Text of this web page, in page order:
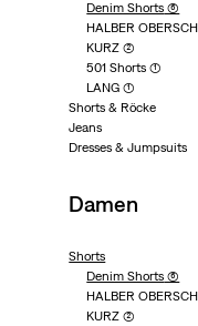
Denim Shorts (6)
HALBER
KURZ (2)
501 Shorts (1)
LANG (1)
Shorts & Röcke
Jeans
Dresses & Jumpsuits
Damen
Shorts
Denim Shorts (6)
HALBER
KURZ (2)